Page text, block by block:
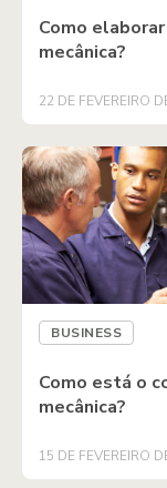
Como
mecânica?
22 DE FEVEREIRO
BUSINESS
Como está o
mecânica?
15 DE FEVEREIRO